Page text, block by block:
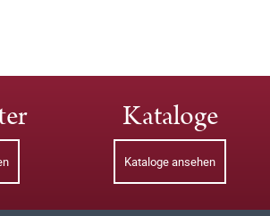
Kataloge
Kataloge ansehen